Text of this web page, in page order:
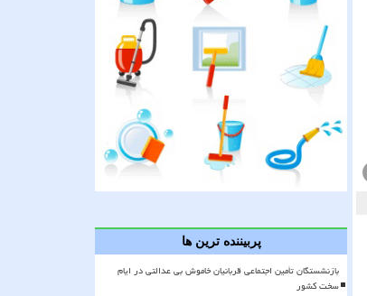
پربیننده ترین ها
بازنشستگان تأمین اجتماعی قربانیان خاموش بی عدالتی در ایام
سخت کشور